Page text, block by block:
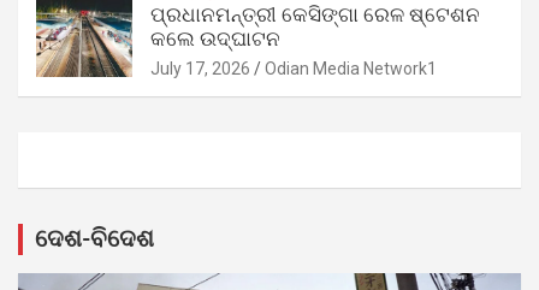
ପ୍ରଧାନମନ୍ତ୍ରୀ କେସିଙ୍ଗା ରେଳ ଷ୍ଟେଶନ
କଲେ ଉଦ୍‌ଘାଟନ
July 17, 2026 Odian Media Network1
ଦେଶ-ବିଦେଶ